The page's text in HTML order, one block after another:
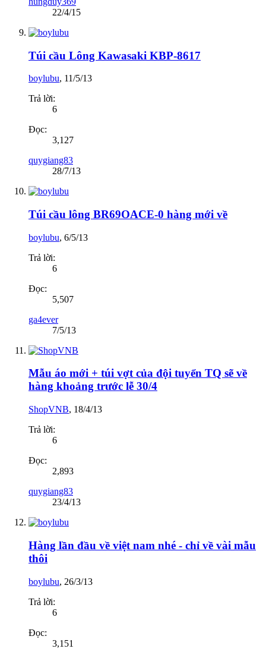
22/4/15
Túi cầu Lông Kawasaki KBP-8617
boylubu, 11/5/13
Trả lời:
6
Đọc:
3,127
quygiang83
28/7/13
Túi cầu lông BR69OACE-0 hàng mới về
boylubu, 6/5/13
Trả lời:
6
Đọc:
5,507
ga4ever
7/5/13
Mẫu áo mới + túi vợt của đội tuyển TQ sẽ về
hàng khoảng trước lễ 30/4
ShopVNB, 18/4/13
Trả lời:
6
Đọc:
2,893
quygiang83
23/4/13
Hàng lần đầu về việt nam nhé - chỉ về vài mẫu
thôi
boylubu, 26/3/13
Trả lời:
6
Đọc:
3,151